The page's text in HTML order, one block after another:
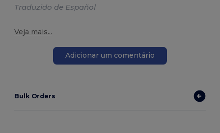
Traduzido de Español
Veja mais...
Adicionar um comentário
Bulk Orders